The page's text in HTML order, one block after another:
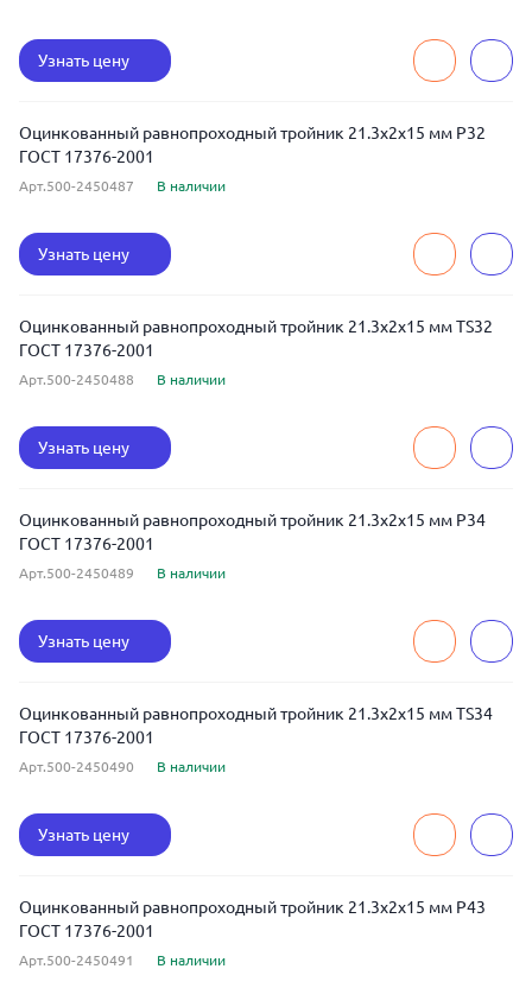
Узнать цену
Оцинкованный равнопроходный тройник 21.3x2x15 мм Р32
ГОСТ 17376-2001
Арт.500-2450487 В наличии
Узнать цену
Оцинкованный равнопроходный тройник 21.3x2x15 мм TS32
ГОСТ 17376-2001
Арт.500-2450488 В наличии
Узнать цену
Оцинкованный равнопроходный тройник 21.3x2x15 мм Р34
ГОСТ 17376-2001
Арт.500-2450489 В наличии
Узнать цену
Оцинкованный равнопроходный тройник 21.3x2x15 мм TS34
ГОСТ 17376-2001
Арт.500-2450490 В наличии
Узнать цену
Оцинкованный равнопроходный тройник 21.3x2x15 мм Р43
ГОСТ 17376-2001
Арт.500-2450491 В наличии